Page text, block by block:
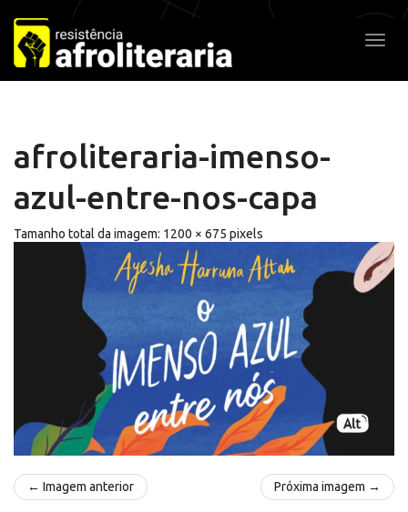
Pular
para
o
conteúdo
afroliteraria-imenso-
azul-entre-nos-capa
Tamanho total da imagem: 1200 × 675 pixels
← Imagem anterior Próxima imagem →